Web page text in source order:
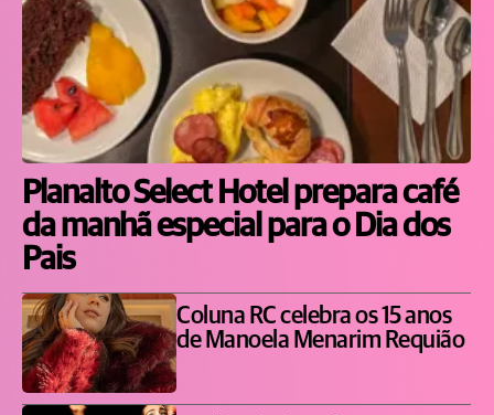
Planalto Select Hotel prepara café
da manhã especial para o Dia dos
Pais
Coluna RC celebra os 15 anos
de Manoela Menarim Requião